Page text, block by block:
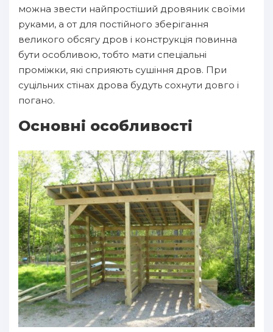
можна звести найпростіший дровяник своїми
руками, а от для постійного зберігання
великого обсягу дров і конструкція повинна
бути особливою, тобто мати спеціальні
проміжки, які сприяють сушіння дров. При
суцільних стінах дрова будуть сохнути довго і
погано.
Основні особливості